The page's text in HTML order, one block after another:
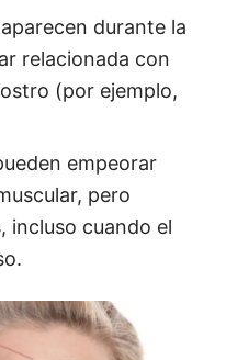
durante la
relacionada con
(por ejemplo,
empeorar
pero
incluso cuando el